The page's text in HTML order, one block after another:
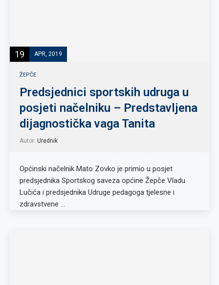
19 APR, 2019
ŽEPČE
Predsjednici sportskih udruga u
posjeti načelniku – Predstavljena
dijagnostička vaga Tanita
Autor: Urednik
Općinski načelnik Mato Zovko je primio u posjet
predsjednika Sportskog saveza općine Žepče Vladu
Lučića i predsjednika Udruge pedagoga tjelesne i
zdravstvene …